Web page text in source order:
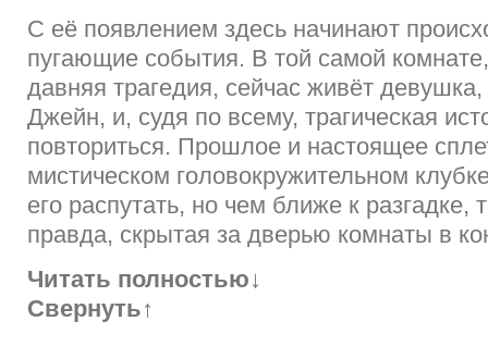
С её появлением здесь начинают
пугающие события. В той самой
давняя трагедия, сейчас живёт
Джейн, и, судя по всему, трагическая
повториться. Прошлое и настоящее
мистическом головокружительном
его распутать, но чем ближе к разгадке,
правда, скрытая за дверью комнаты в
Читать полностью↓
Свернуть↑